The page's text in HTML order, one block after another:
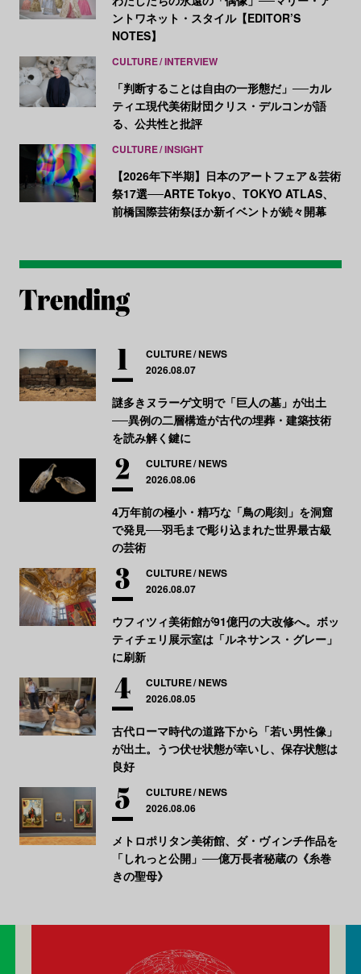
ントワネット・スタイル【EDITOR’S
NOTES】
CULTURE INTERVIEW
「判断することは自由の一形態だ」──カル
ティエ現代美術財団クリス・デルコンが語
る、公共性と批評
CULTURE INSIGHT
【2026年下半期】日本のアートフェア＆芸術
祭17選──ARTE Tokyo、TOKYO ATLAS、
前橋国際芸術祭ほか新イベントが続々開幕
CULTURE NEWS
2026.08.07
謎多きヌラーゲ文明で「巨人の墓」が出土
──異例の二層構造が古代の埋葬・建築技術
を読み解く鍵に
CULTURE NEWS
2026.08.06
4万年前の極小・精巧な「鳥の彫刻」を洞窟
で発見──羽毛まで彫り込まれた世界最古級
の芸術
CULTURE NEWS
2026.08.07
ウフィツィ美術館が91億円の大改修へ。ボッ
ティチェリ展示室は「ルネサンス・グレー」
に刷新
CULTURE NEWS
2026.08.05
古代ローマ時代の道路下から「若い男性像」
が出土。うつ伏せ状態が幸いし、保存状態は
良好
CULTURE NEWS
2026.08.06
メトロポリタン美術館、ダ・ヴィンチ作品を
「しれっと公開」──億万長者秘蔵の《糸巻
きの聖母》